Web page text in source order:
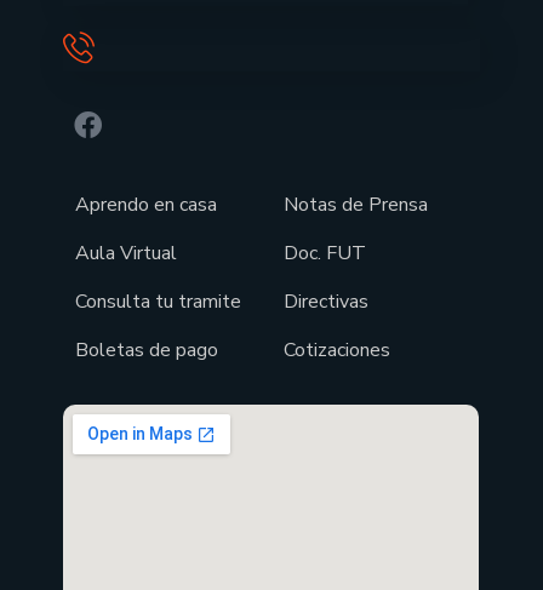
Aprendo en casa
Aula Virtual
Consulta tu tramite
Boletas de pago
Notas de Prensa
Doc. FUT
Directivas
Cotizaciones